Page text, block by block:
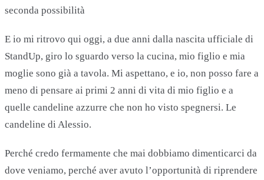
seconda possibilità
E io mi ritrovo qui oggi, a due anni dalla nascita ufficiale di
StandUp, giro lo sguardo verso la cucina, mio figlio e mia
moglie sono già a tavola. Mi aspettano, e io, non posso fare a
meno di pensare ai primi 2 anni di vita di mio figlio e a
quelle candeline azzurre che non ho visto spegnersi. Le
candeline di Alessio.
Perché credo fermamente che mai dobbiamo dimenticarci da
dove veniamo, perché aver avuto l’opportunità di riprendere